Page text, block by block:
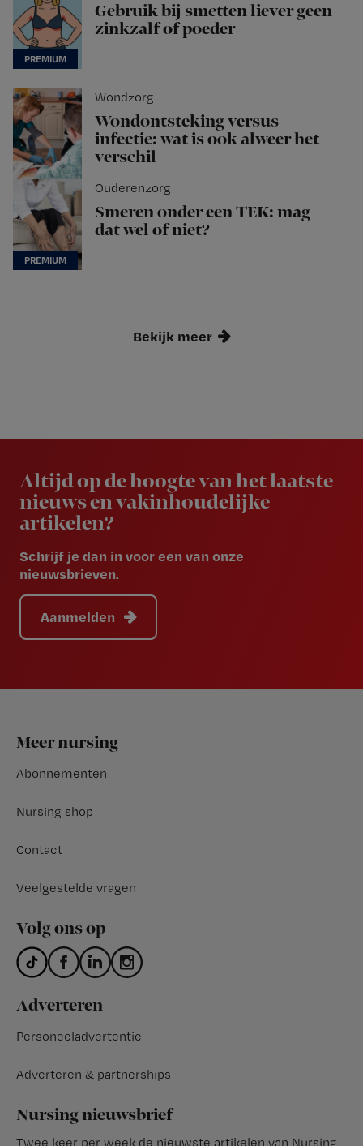
Gebruik bij smetten liever geen
zinkzalf of poeder
Wondzorg
Wondontsteking versus
infectie: wat is ook alweer het
verschil
Ouderenzorg
Smeren onder een TEK: mag
dat wel of niet?
Bekijk meer
Altijd op de hoogte van het laatste
nieuws en vakinhoudelijke
artikelen?
Schrijf je dan in voor een van onze
nieuwsbrieven.
Aanmelden
Footer
Meer nursing
Abonnementen
Nursing shop
Contact
Veelgestelde vragen
Volg ons op
Adverteren
Personeeladvertentie
Adverteren & partnerships
Nursing nieuwsbrief
Twee keer per week de nieuwste artikelen van Nursing